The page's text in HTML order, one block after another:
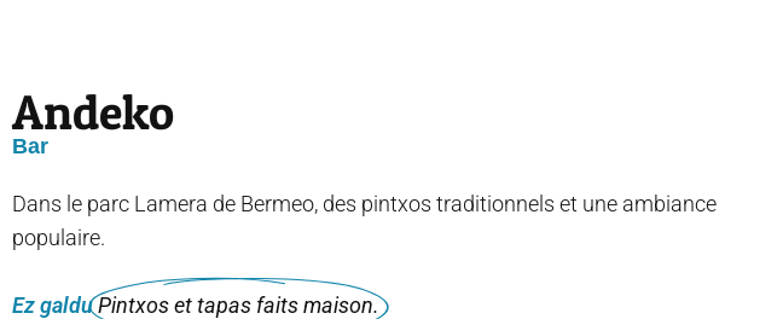
Andeko
Bar
Dans le parc Lamera de Bermeo, des pintxos traditionnels et une ambiance
populaire.
Ez galduPintxos et tapas faits maison.